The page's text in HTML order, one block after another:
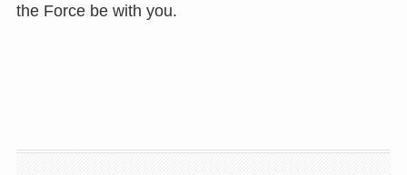
the Force be with you.